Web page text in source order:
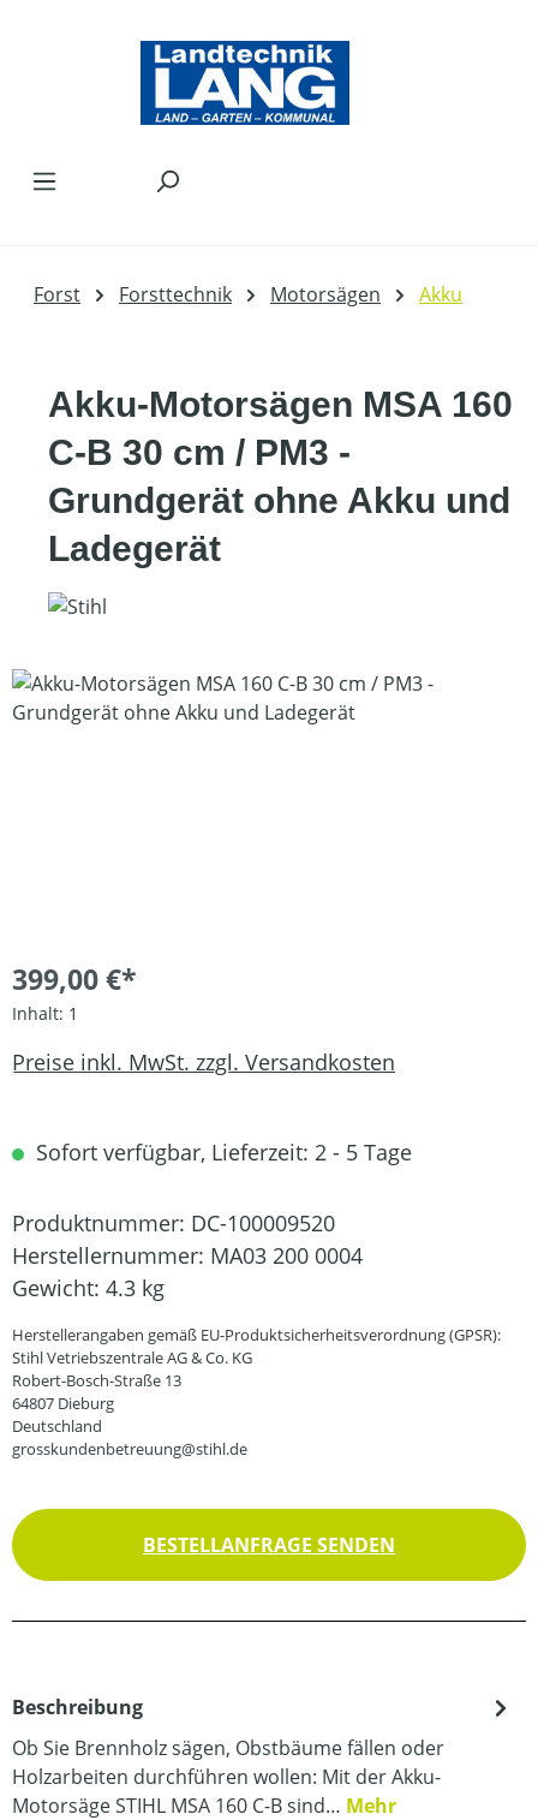
Forst Forsttechnik Motorsägen Akku
Akku-Motorsägen MSA 160
C-B 30 cm / PM3 -
Grundgerät ohne Akku und
Ladegerät
Bildergalerie überspringen
399,00 €*
Inhalt: 1
Preise inkl. MwSt. zzgl. Versandkosten
Sofort verfügbar, Lieferzeit: 2 - 5 Tage
Produktnummer: DC-100009520
Herstellernummer: MA03 200 0004
Gewicht: 4.3 kg
Herstellerangaben gemäß EU-Produktsicherheitsverordnung (GPSR):
Stihl Vetriebszentrale AG & Co. KG
Robert-Bosch-Straße 13
64807 Dieburg
Deutschland
grosskundenbetreuung@stihl.de
BESTELLANFRAGE SENDEN
Beschreibung
Ob Sie Brennholz sägen, Obstbäume fällen oder
Holzarbeiten durchführen wollen: Mit der Akku-
Motorsäge STIHL MSA 160 C-B sind… Mehr